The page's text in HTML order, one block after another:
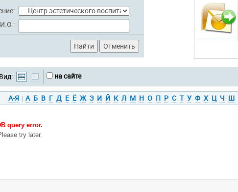
Вид: на сайте
А-Я | А Б В Г Д Е Ё Ж З И Й К Л М Н О П Р С Т У Ф Х Ц Ч Ш
query error.
try later.